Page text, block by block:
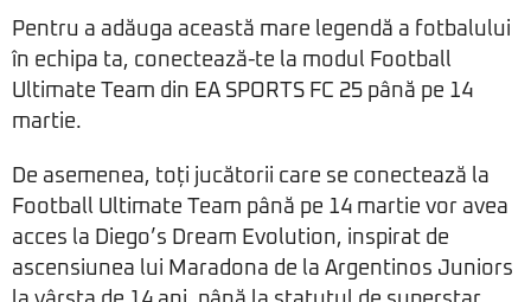
Pentru a adăuga această mare legendă a fotbalului
în echipa ta, conectează-te la modul Football
Ultimate Team din EA SPORTS FC 25 până pe 14
martie.
De asemenea, toți jucătorii care se conectează la
Football Ultimate Team până pe 14 martie vor avea
acces la Diego’s Dream Evolution, inspirat de
ascensiunea lui Maradona de la Argentinos Juniors